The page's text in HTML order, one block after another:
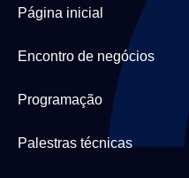
Página inicial
Encontro de negócios
Programação
Palestras técnicas